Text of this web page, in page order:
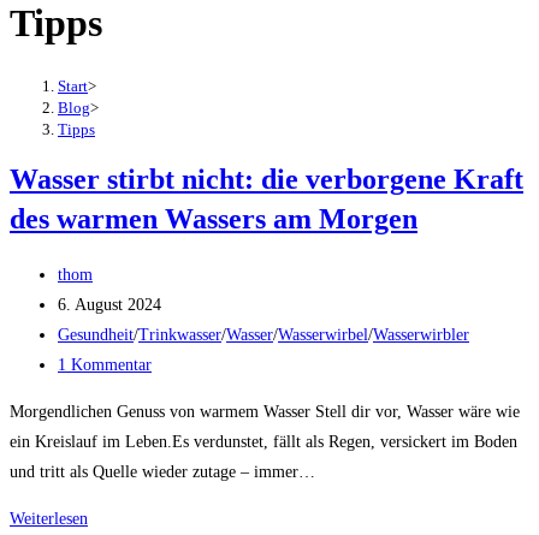
durchsuchen
Tipps
Start>
Blog>
Tipps
Wasser stirbt nicht: die verborgene Kraft
des warmen Wassers am Morgen
Beitrags-
Autor:
thom
Beitrag
veröffentlicht:
6. August 2024
Beitrags-
Kategorie:
Gesundheit/Trinkwasser/Wasser/Wasserwirbel/Wasserwirbler
Beitrags-
1 Kommentar
Morgendlichen Genuss von warmem Wasser Stell dir vor, Wasser wäre wie
ein Kreislauf im Leben.Es verdunstet, fällt als Regen, versickert im Boden
und tritt als Quelle wieder zutage – immer…
Weiterlesen